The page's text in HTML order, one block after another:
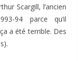
Scargill, l’ancien
94 parce qu’il
a été terrible. Des